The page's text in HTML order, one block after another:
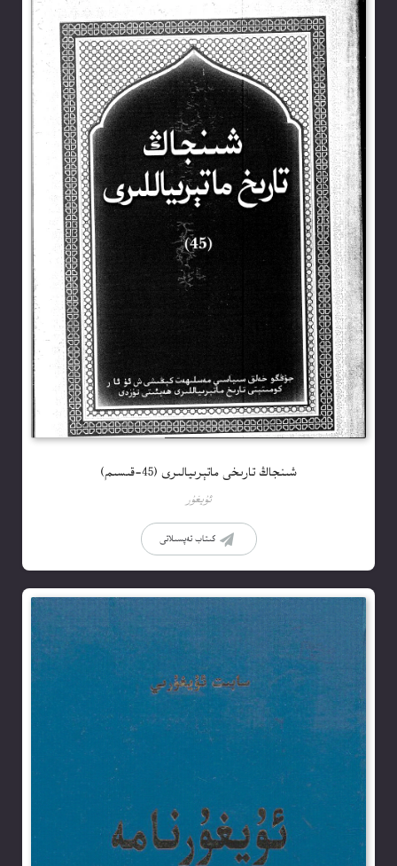
شىنجاڭ تارىخى ماتېرىيالىرى (45-قىسىم)
ئۇيغۇر
كىتاب تەپسىلاتى